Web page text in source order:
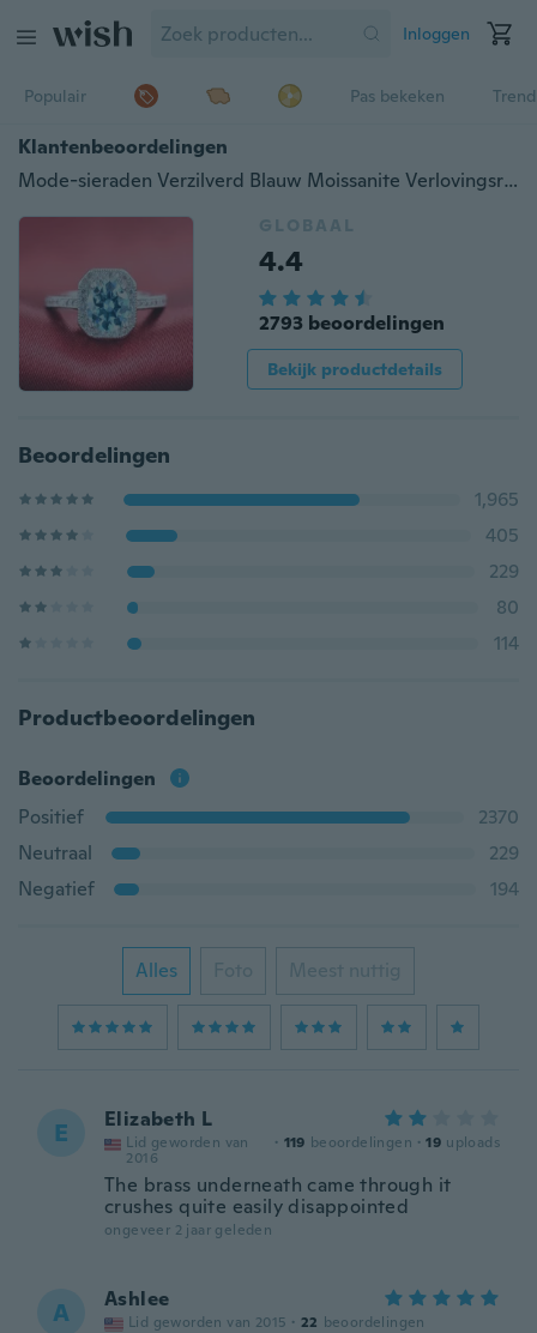
Inloggen
Populair Pas bekeken
Klantenbeoordelingen
Mode-sieraden Verzilverd Blauw Moissanite Verlovingsring Mode-sieradensets voor dames
GLOBAAL
4.4
2793 beoordelingen
Bekijk productdetails
Beoordelingen
1,965
405
229
80
114
Productbeoordelingen
Beoordelingen
Positief
2370
Neutraal
229
Negatief
194
Alles Foto Meest nuttig
E Elizabeth L
Lid geworden van
2016
· 119 beoordelingen · 19 uploads
The brass underneath came through it
crushes quite easily disappointed
ongeveer 2 jaar geleden
A Ashlee
Lid geworden van 2015 · 22 beoordelingen